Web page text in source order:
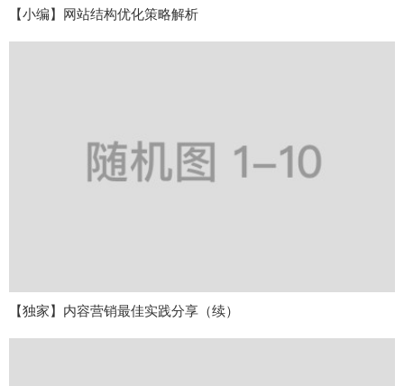
【小编】网站结构优化策略解析
【独家】内容营销最佳实践分享（续）